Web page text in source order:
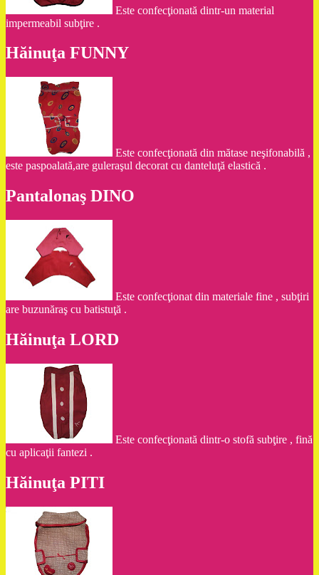
Este confecţionată dintr-un material
impermeabil subţire .
Hăinuţa FUNNY
Este confecţionată din mătase neşifonabilă ,
este paspoalată,are guleraşul decorat cu danteluţă elastică .
Pantalonaş DINO
Este confecţionat din materiale fine , subţiri
are buzunăraş cu batistuţă .
Hăinuţa LORD
Este confecţionată dintr-o stofă subţire , fină
cu aplicaţii fantezi .
Hăinuţa PITI